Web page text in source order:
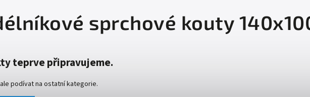
sprchové kouty
teprve připravujeme.
podívat na ostatní kategorie.